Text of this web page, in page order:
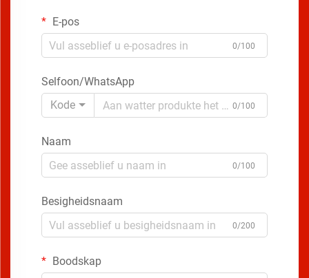
E-pos
0/100
Selfoon/WhatsApp
Kode
0/100
Naam
0/100
Besigheidsnaam
0/200
Boodskap